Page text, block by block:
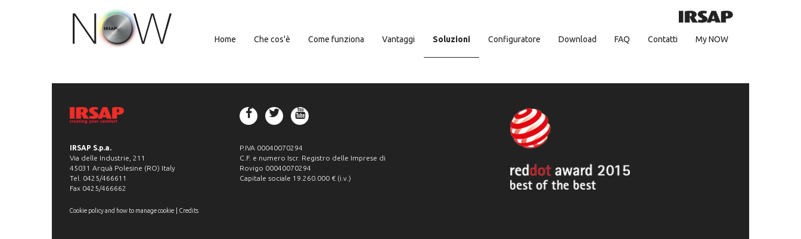
Home Che cos'è Come funziona Vantaggi Soluzioni Configuratore Download FAQ Contatti My NOW
IRSAP S.p.a.
Via delle Industrie, 211
45031 Arquà Polesine (RO) Italy
Tel. 0425/466611
Fax 0425/466662
P.IVA 00040070294
C.F. e numero Iscr. Registro delle Imprese di
Rovigo 00040070294
Capitale sociale 19.260.000 € (i.v.)
Cookie policy and how to manage cookie | Credits